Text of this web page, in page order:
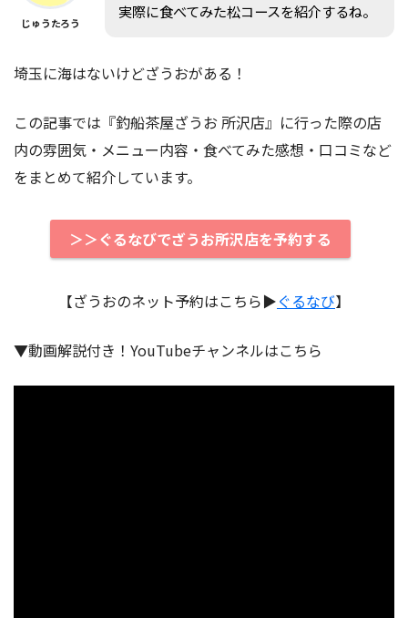
じゅうたろう
実際に食べてみた松コースを紹介するね。
埼玉に海はないけどざうおがある！
この記事では『釣船茶屋ざうお 所沢店』に行った際の店
内の雰囲気・メニュー内容・食べてみた感想・口コミなど
をまとめて紹介しています。
＞＞ぐるなびでざうお所沢店を予約する
【ざうおのネット予約はこちら▶︎ぐるなび】
▼動画解説付き！ YouTubeチャンネルはこちら